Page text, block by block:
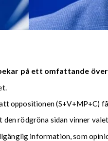
på ett omfattande
oppositionen (S+V+MP+C)
rödgröna sidan vinner
information, som